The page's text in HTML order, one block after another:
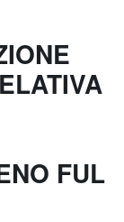
FUL